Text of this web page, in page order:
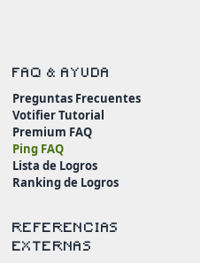
FAQ & AYUDA
Preguntas Frecuentes
Votifier Tutorial
Premium FAQ
Ping FAQ
Lista de Logros
Ranking de Logros
REFERENCIAS
EXTERNAS